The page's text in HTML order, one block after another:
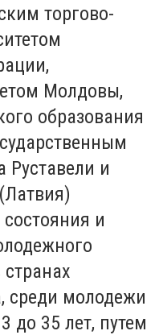
торгово-
Молдовы,
образования
и
и
среди молодежи
до 35 лет, путем